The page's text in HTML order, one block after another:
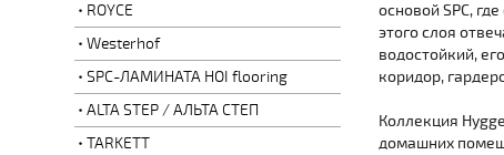
ROYCE
Westerhof
SPC-ЛАМИНАТА HOI flooring
ALTA STEP / АЛЬТА СТЕП
TARKETT
основой SPC,
этого слоя
водостойкий,
коридор,
Коллекция
домашних